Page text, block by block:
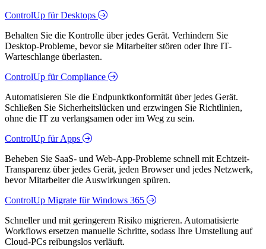
ControlUp für Desktops
Behalten Sie die Kontrolle über jedes Gerät. Verhindern Sie
Desktop-Probleme, bevor sie Mitarbeiter stören oder Ihre IT-
Warteschlange überlasten.
ControlUp für Compliance
Automatisieren Sie die Endpunktkonformität über jedes Gerät.
Schließen Sie Sicherheitslücken und erzwingen Sie Richtlinien,
ohne die IT zu verlangsamen oder im Weg zu sein.
ControlUp für Apps
Beheben Sie SaaS- und Web-App-Probleme schnell mit Echtzeit-
Transparenz über jedes Gerät, jeden Browser und jedes Netzwerk,
bevor Mitarbeiter die Auswirkungen spüren.
ControlUp Migrate für Windows 365
Schneller und mit geringerem Risiko migrieren. Automatisierte
Workflows ersetzen manuelle Schritte, sodass Ihre Umstellung auf
Cloud-PCs reibungslos verläuft.